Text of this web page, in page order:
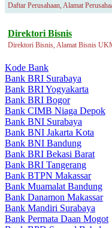
Daftar Perusahaan, Alamat
Direktori Bisnis
Direktori Bisnis, Alamat Bisnis
Kode Bank
Bank BRI Surabaya
Bank BRI Yogyakarta
Bank BRI Bogor
Bank CIMB Niaga Depok
Bank BNI Surabaya
Bank BNI Jakarta Kota
Bank BNI Bandung
Bank BRI Bekasi Barat
Bank BRI Tangerang
Bank BTPN Makassar
Bank Muamalat Bandung
Bank Danamon Makassar
Bank Mandiri Surabaya
Bank Permata Daan Mogot